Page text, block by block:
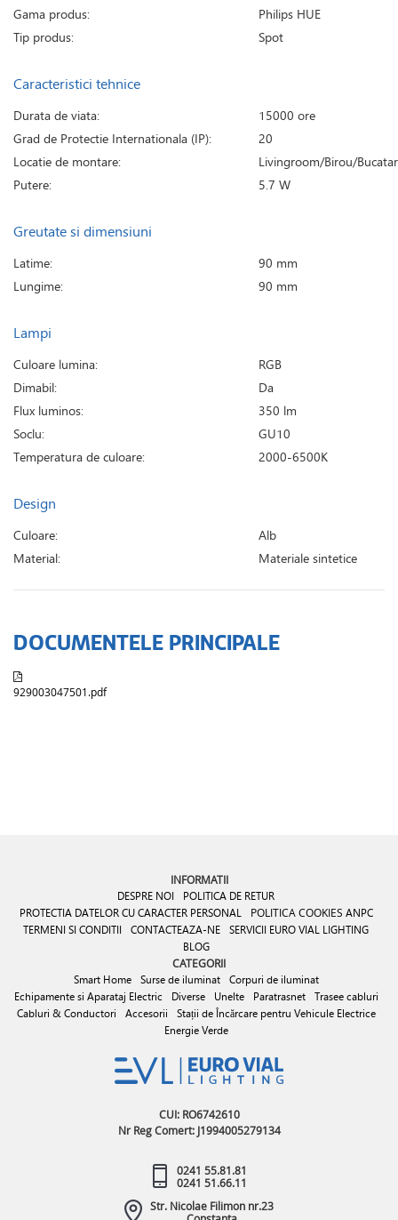
Gama produs:
Philips HUE
Tip produs:
Spot
Caracteristici tehnice
Durata de viata:
15000 ore
Grad de Protectie Internationala (IP):
20
Locatie de montare:
Livingroom/Birou/
Putere:
5.7 W
Greutate si dimensiuni
Latime:
90 mm
Lungime:
90 mm
Lampi
Culoare lumina:
RGB
Dimabil:
Da
Flux luminos:
350 lm
Soclu:
GU10
Temperatura de culoare:
2000-6500K
Design
Culoare:
Alb
Material:
Materiale sintetice
DOCUMENTELE PRINCIPALE
929003047501.pdf
INFORMATII
DESPRE NOI
POLITICA DE RETUR
PROTECTIA DATELOR CU CARACTER PERSONAL
POLITICA COOKIES ANPC
TERMENI SI CONDITII
CONTACTEAZA-NE SERVICII EURO VIAL LIGHTING
BLOG
CATEGORII
Smart Home Surse de iluminat
Corpuri de iluminat
Echipamente si Aparataj Electric
Diverse Unelte Paratrasnet
Trasee cabluri
Cabluri & Conductori
Accesorii
Stații de Încărcare pentru Vehicule Electrice
Energie Verde
CUI: RO6742610
Nr Reg Comert: J1994005279134
0241 55.81.81
0241 51.66.11
Str. Nicolae Filimon nr.23